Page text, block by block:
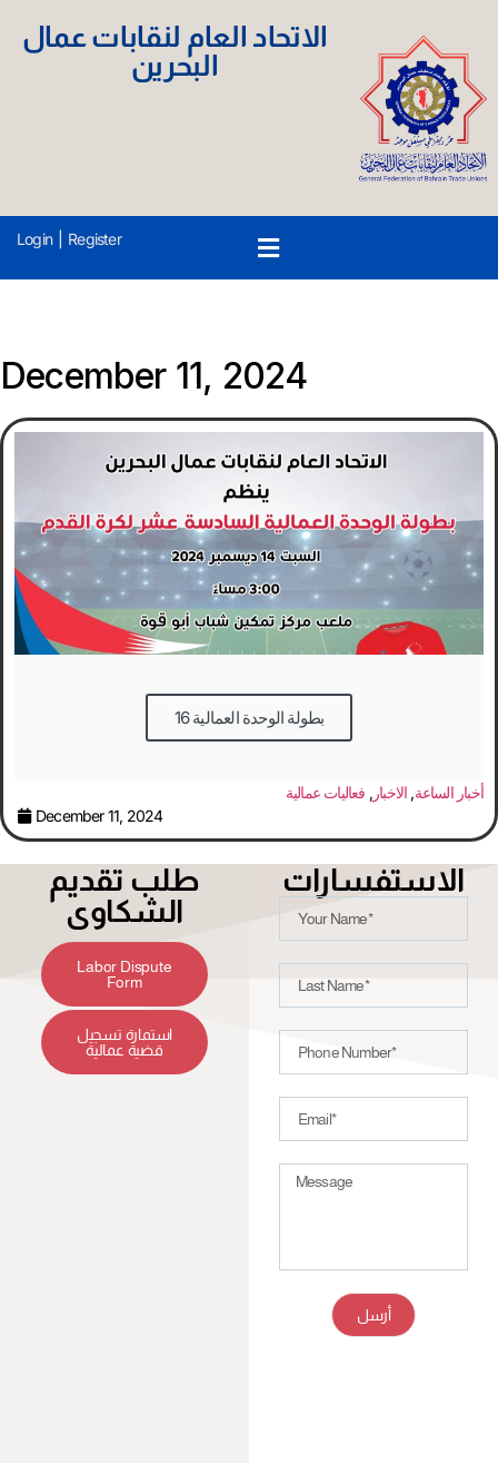
الاتحاد العام لنقابات عمال
البحرين
Login Register
December 11, 2024
بطولة الوحدة العمالية 16
أخبار الساعة, الاخبار, فعاليات عمالية
December 11, 2024
طلب تقديم
الشكاوى
Labor Dispute
Form
استمارة تسجيل
قضية عمالية
الاستفسارات
أرسل